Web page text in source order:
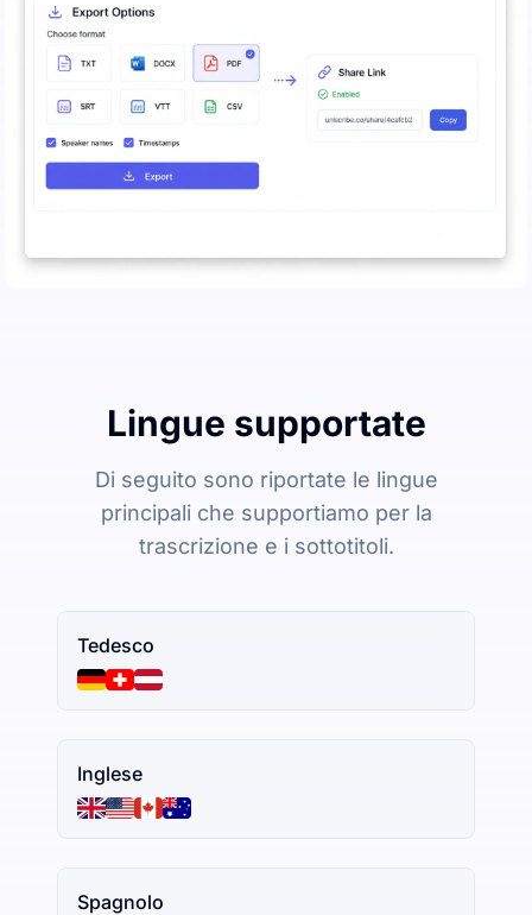
Lingue supportate
Di seguito sono riportate le lingue
principali che supportiamo per la
trascrizione e i sottotitoli.
Tedesco
Inglese
Spagnolo